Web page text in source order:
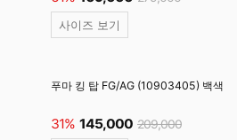
사이즈 보기
푸마 킹 탑 FG/AG (10903405) 백색
31% 145,000 209,000